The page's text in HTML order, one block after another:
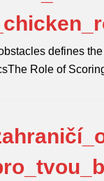
defines
Role of